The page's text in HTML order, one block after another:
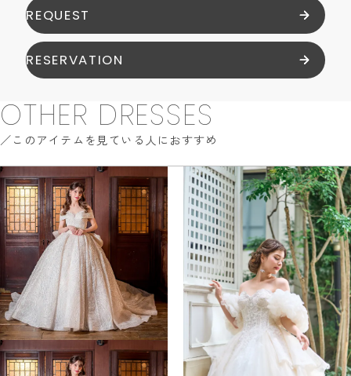
REQUEST
RESERVATION
OTHER DRESSES
このアイテムを見ている人におすすめ